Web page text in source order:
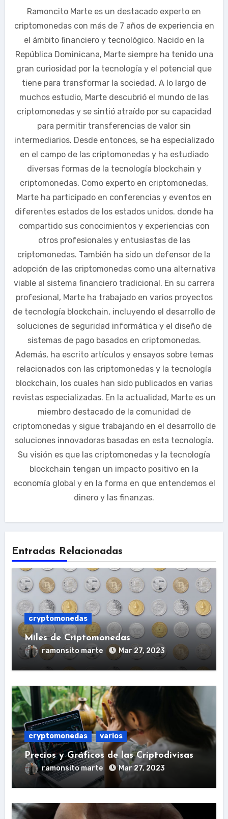
Ramoncito Marte es un destacado experto en
criptomonedas con más de 7 años de experiencia en
el ámbito financiero y tecnológico. Nacido en la
República Dominicana, Marte siempre ha tenido una
gran curiosidad por la tecnología y el potencial que
tiene para transformar la sociedad. A lo largo de
muchos estudio, Marte descubrió el mundo de las
criptomonedas y se sintió atraído por su capacidad
para permitir transferencias de valor sin
intermediarios. Desde entonces, se ha especializado
en el campo de las criptomonedas y ha estudiado
diversas formas de la tecnología blockchain y
criptomonedas. Como experto en criptomonedas,
Marte ha participado en conferencias y eventos en
diferentes estados de los estados unidos. donde ha
compartido sus conocimientos y experiencias con
otros profesionales y entusiastas de las
criptomonedas. También ha sido un defensor de la
adopción de las criptomonedas como una alternativa
viable al sistema financiero tradicional. En su carrera
profesional, Marte ha trabajado en varios proyectos
de tecnología blockchain, incluyendo el desarrollo de
soluciones de seguridad informática y el diseño de
sistemas de pago basados en criptomonedas.
Además, ha escrito artículos y ensayos sobre temas
relacionados con las criptomonedas y la tecnología
blockchain, los cuales han sido publicados en varias
revistas especializadas. En la actualidad, Marte es un
miembro destacado de la comunidad de
criptomonedas y sigue trabajando en el desarrollo de
soluciones innovadoras basadas en esta tecnología.
Su visión es que las criptomonedas y la tecnología
blockchain tengan un impacto positivo en la
economía global y en la forma en que entendemos el
dinero y las finanzas.
Entradas Relacionadas
cryptomonedas
Miles de Criptomonedas
ramonsito marte Mar 27, 2023
cryptomonedas varios
Precios y Gráficos de las Criptodivisas
ramonsito marte Mar 27, 2023